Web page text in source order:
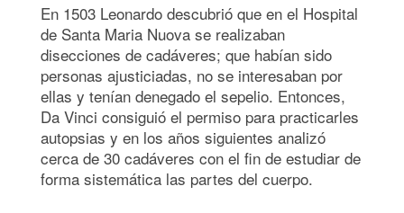
En 1503 Leonardo descubrió que en el Hospital
de Santa Maria Nuova se realizaban
disecciones de cadáveres; que habían sido
personas ajusticiadas, no se interesaban por
ellas y tenían denegado el sepelio. Entonces,
Da Vinci consiguió el permiso para practicarles
autopsias y en los años siguientes analizó
cerca de 30 cadáveres con el fin de estudiar de
forma sistemática las partes del cuerpo.